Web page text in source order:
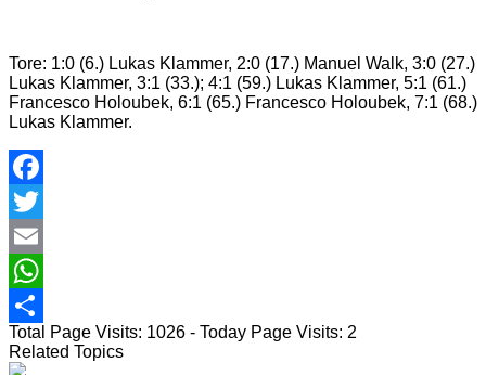
Tore: 1:0 (6.) Lukas Klammer, 2:0 (17.) Manuel Walk, 3:0 (27.)
Lukas Klammer, 3:1 (33.); 4:1 (59.) Lukas Klammer, 5:1 (61.)
Francesco Holoubek, 6:1 (65.) Francesco Holoubek, 7:1 (68.)
Lukas Klammer.
Facebook
Twitter
Email
WhatsApp
Teilen
Total Page Visits: 1026 - Today Page Visits: 2
Related Topics